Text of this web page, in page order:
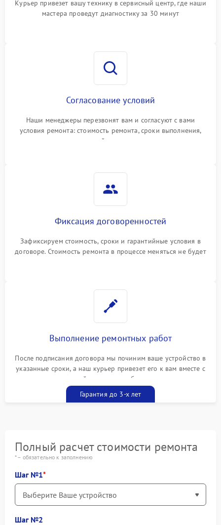
Курьер привезет вашу технику в сервисный центр, где наши
мастера проведут диагностику за 30 минут
Согласование условий
Наши менеджеры перезвонят вам и согласуют с вами
условия ремонта: стоимость ремонта, сроки выполнения,
гарантийные условия
Фиксация договоренностей
Зафиксируем стоимость, сроки и гарантийные условия в
договоре. Стоимость ремонта в процессе меняться не будет
Выполнение ремонтных работ
После подписания договора мы починим ваше устройство в
указанные сроки, а наш курьер привезет его к вам вместе с
гарантийным талоном бесплатно
Гарантия до 3-х лет
Полный расчет стоимости ремонта
* – обязательно к заполнению
Шаг №1
Шаг №2